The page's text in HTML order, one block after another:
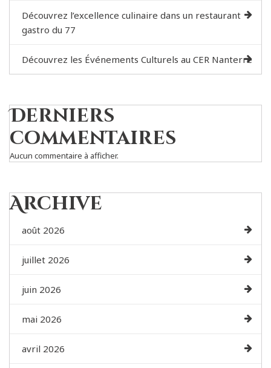
Découvrez l’excellence culinaire dans un restaurant
gastro du 77
Découvrez les Événements Culturels au CER Nanterre
Derniers
commentaires
Aucun commentaire à afficher.
Archive
août 2026
juillet 2026
juin 2026
mai 2026
avril 2026